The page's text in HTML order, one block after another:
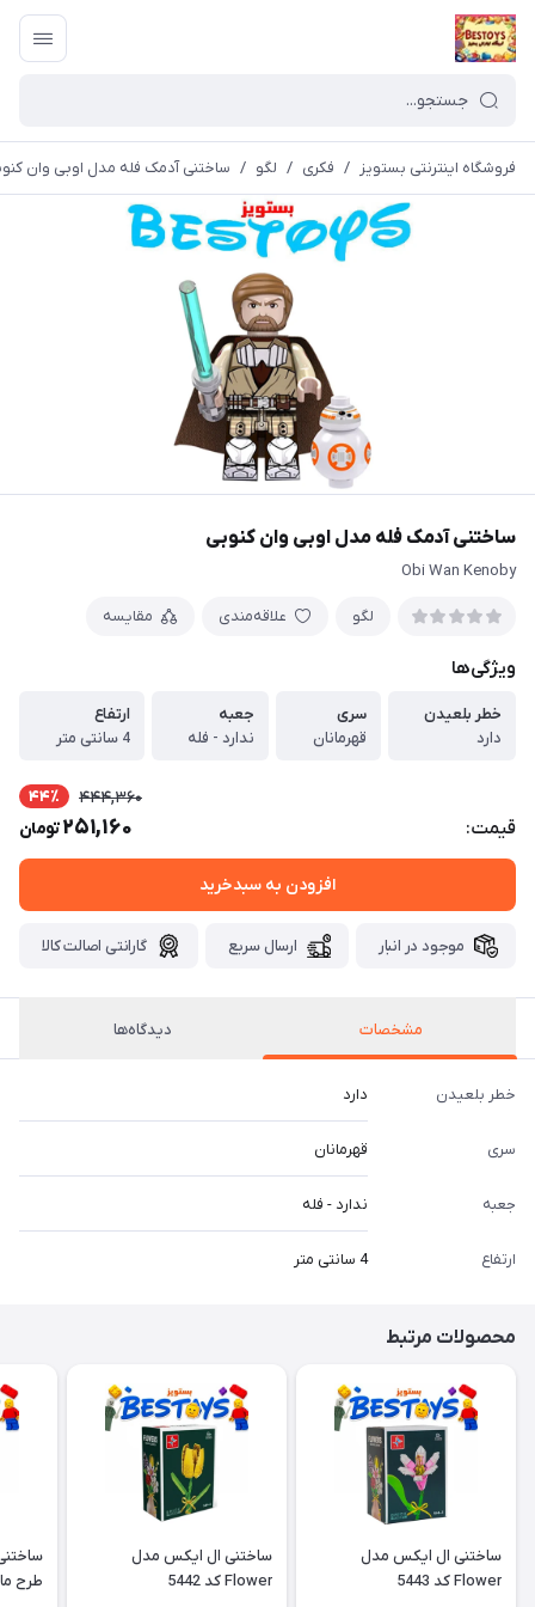
فروشگاه اینترنتی بستویز / فکری / لگو / ساختنی آدمک فله مدل اوبی وان
ساختنی آدمک فله مدل اوبی وان کنوبی
Obi Wan Kenoby
لگو علاقه‌مندی مقایسه
ویژگی‌ها
خطر بلعیدن
دارد
سری
قهرمانان
جعبه
ندارد - فله
ارتفاع
4 سانتی متر
قیمت:
444,360 44٪
251,160تومان
افزودن به سبدخرید
موجود در انبار ارسال سریع گارانتی اصالت کالا
مشخصات دیدگاه‌ها
خطر بلعیدن دارد
سری قهرمانان
جعبه ندارد - فله
ارتفاع 4 سانتی متر
محصولات مرتبط
ساختنی ال ایکس مدل
Flower کد 5443
ساختنی ال ایکس مدل
Flower کد 5442
طرح